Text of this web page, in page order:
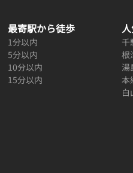
最寄駅から徒歩
1分以内
5分以内
10分以内
15分以内
千
根
湯
本
白